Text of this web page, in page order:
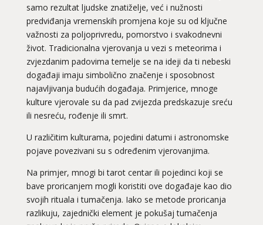
samo rezultat ljudske znatiželje, već i nužnosti
predviđanja vremenskih promjena koje su od ključne
važnosti za poljoprivredu, pomorstvo i svakodnevni
život. Tradicionalna vjerovanja u vezi s meteorima i
zvjezdanim padovima temelje se na ideji da ti nebeski
događaji imaju simbolično značenje i sposobnost
najavljivanja budućih događaja. Primjerice, mnoge
kulture vjerovale su da pad zvijezda predskazuje sreću
ili nesreću, rođenje ili smrt.
U različitim kulturama, pojedini datumi i astronomske
pojave povezivani su s određenim vjerovanjima.
Na primjer, mnogi bitarot centarili pojedinci koji se
bave proricanjem mogli koristiti ove događaje kao dio
svojih rituala i tumačenja. Iako se metode proricanja
razlikuju, zajednički element je pokušaj tumačenja